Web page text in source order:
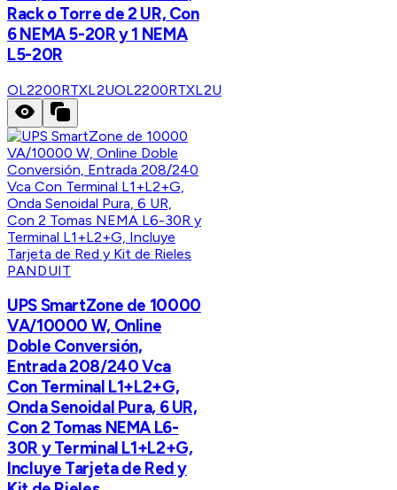
Rack o Torre de 2 UR, Con
6 NEMA 5-20R y 1 NEMA
L5-20R
OL2200RTXL2UOL2200RTXL2U
PANDUIT
UPS SmartZone de 10000
VA/10000 W, Online
Doble Conversión,
Entrada 208/240 Vca
Con Terminal L1+L2+G,
Onda Senoidal Pura, 6 UR,
Con 2 Tomas NEMA L6-
30R y Terminal L1+L2+G,
Incluye Tarjeta de Red y